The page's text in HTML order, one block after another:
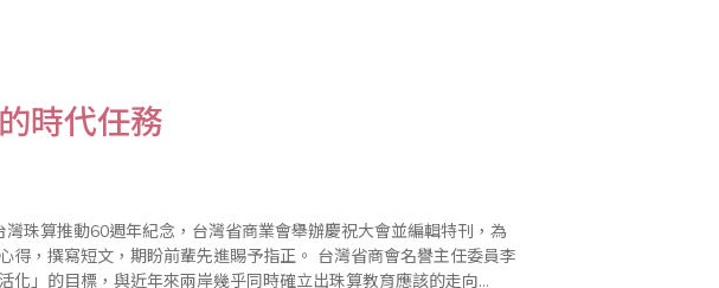
時代任務
，期盼前輩先進賜予指正。 台灣省商會名譽主任委員李
化」的目標，與近年來兩岸幾乎同時確立出珠算教育應該的走向